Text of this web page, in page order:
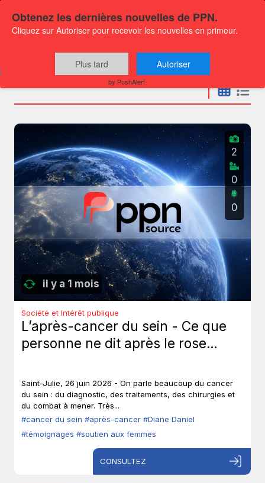
Communiqués
il y a 1 mois
2
0
0
Société et Intérêt publique
L’après-cancer du sein - Ce que
personne ne dit après le rose…
Saint-Julie, 26 juin 2026 - On parle beaucoup du cancer
du sein : du diagnostic, des traitements, des chirurgies et
du combat à mener. Très...
#cancer du sein #après-cancer #Diane Daniel
#témoignages #soutien aux femmes
CONSULTEZ
Obtenez les dernières nouvelles de PPN.
Cliquez sur Autoriser pour recevoir les nouvelles en primeur.
Plus tard Autoriser
by PushAlert